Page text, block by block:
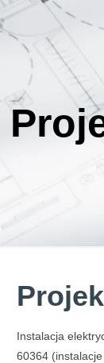
Instalacja
60364